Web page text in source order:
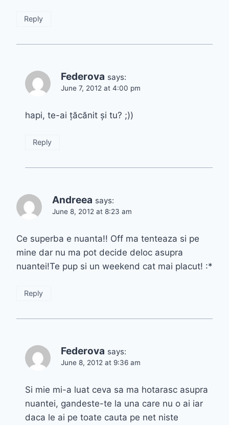
Reply
Federova says:
June 7, 2012 at 4:00 pm
hapi, te-ai țăcănit și tu? ;))
Reply
Andreea says:
June 8, 2012 at 8:23 am
Ce superba e nuanta!! Off ma tenteaza si pe
mine dar nu ma pot decide deloc asupra
nuantei!Te pup si un weekend cat mai placut! :*
Reply
Federova says:
June 8, 2012 at 9:36 am
Si mie mi-a luat ceva sa ma hotarasc asupra
nuantei, gandeste-te la una care nu o ai iar
daca le ai pe toate cauta pe net niste